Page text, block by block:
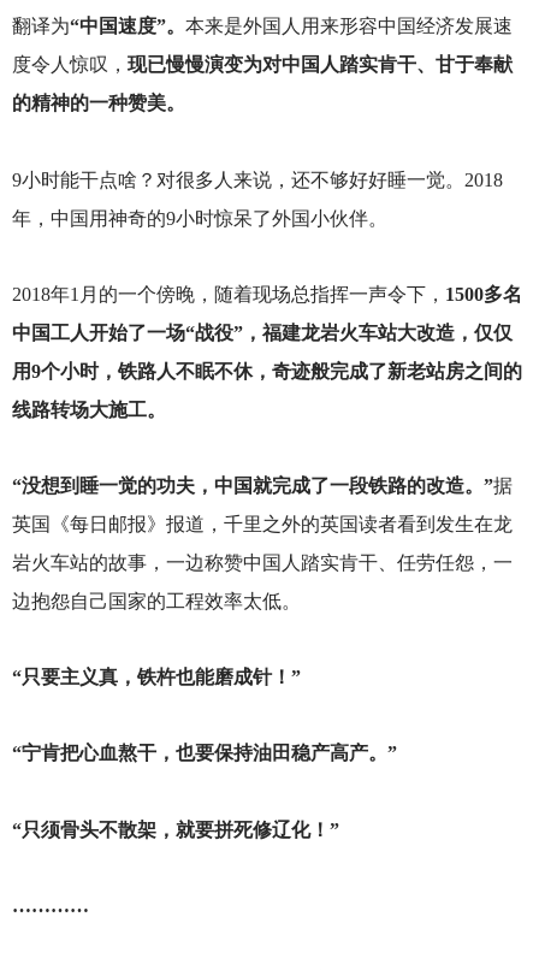
翻译为“中国速度”。 本来是外国人用来形容中国经济发展速
度令人惊叹， 现已慢慢演变为对中国人踏实肯干、甘于奉献
的精神的一种赞美。
9小时能干点啥？对很多人来说，还不够好好睡一觉。2018
年，中国用神奇的9小时惊呆了外国小伙伴。
2018年1月的一个傍晚，随着现场总指挥一声令下， 1500多名
中国工人开始了一场“战役”，福建龙岩火车站大改造，仅仅
用9个小时，铁路人不眠不休，奇迹般完成了新老站房之间的
线路转场大施工。
“没想到睡一觉的功夫，中国就完成了一段铁路的改造。”据
英国《每日邮报》报道，千里之外的英国读者看到发生在龙
岩火车站的故事，一边称赞中国人踏实肯干、任劳任怨，一
边抱怨自己国家的工程效率太低。
“只要主义真，铁杵也能磨成针！”
“宁肯把心血熬干，也要保持油田稳产高产。”
“只须骨头不散架，就要拼死修辽化！”
…………